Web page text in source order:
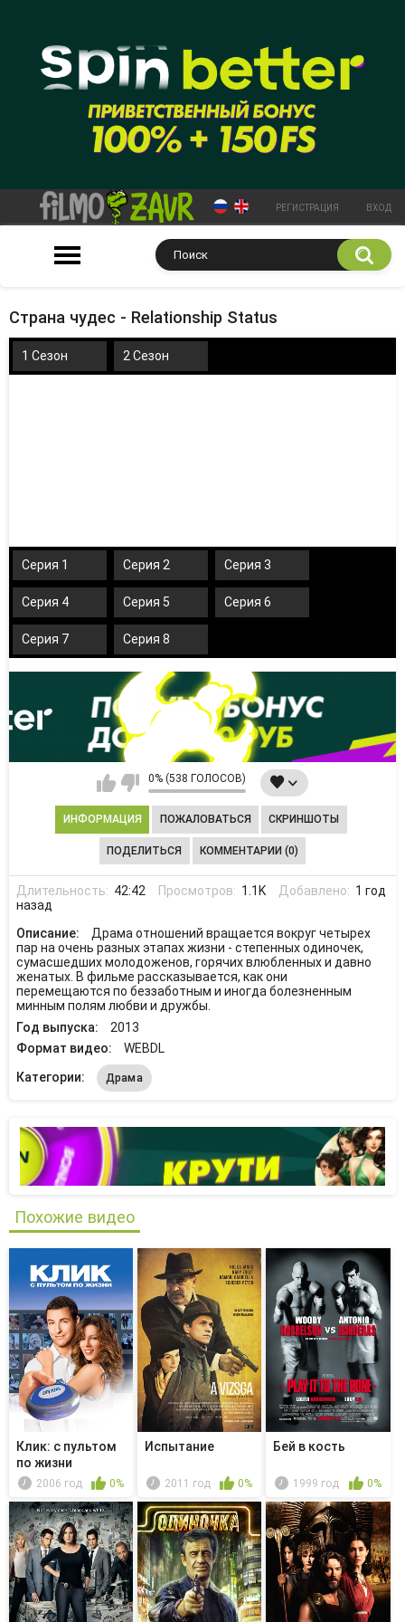
РЕГИСТРАЦИЯ ВХОД
Страна чудес - Relationship Status
1 Сезон 2 Сезон
Серия 1 Серия 2 Серия 3
Серия 4 Серия 5 Серия 6
Серия 7 Серия 8
0% (538 ГОЛОСОВ)
ИНФОРМАЦИЯ ПОЖАЛОВАТЬСЯ СКРИНШОТЫ
ПОДЕЛИТЬСЯ КОММЕНТАРИИ (0)
Длительность: 42:42 Просмотров: 1.1K Добавлено: 1 год
назад
Описание:
Драма отношений вращается вокруг четырех
пар на очень разных этапах жизни - степенных одиночек,
сумасшедших молодоженов, горячих влюбленных и давно
женатых. В фильме рассказывается, как они
перемещаются по беззаботным и иногда болезненным
минным полям любви и дружбы.
Год выпуска:
2013
Формат видео:
WEBDL
Категории:
Драма
Похожие видео
Клик: с пультом
по жизни
2006 год 0%
Испытание
2011 год 0%
Бей в кость
1999 год 0%